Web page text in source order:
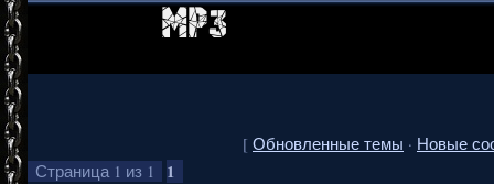
[ Обновленные темы · Новые
Страница 1 из 1 1